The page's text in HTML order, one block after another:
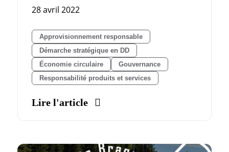
28 avril 2022
Approvisionnement responsable
Démarche stratégique en DD
Économie circulaire
Gouvernance
Responsabilité produits et services
Lire l'article